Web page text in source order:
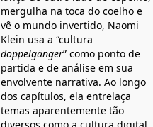
mergulha na toca do coelho e
vê o mundo invertido, Naomi
Klein usa a “cultura
doppelgänger” como ponto de
partida e de análise em sua
envolvente narrativa. Ao longo
dos capítulos, ela entrelaça
temas aparentemente tão